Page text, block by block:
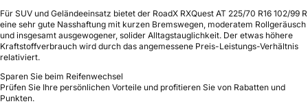
Für SUV und Geländeeinsatz bietet der RoadX RXQuest AT 225/70 R16 102/99 R
eine sehr gute Nasshaftung mit kurzen Bremswegen, moderatem Rollgeräusch
und insgesamt ausgewogener, solider Alltagstauglichkeit. Der etwas höhere
Kraftstoffverbrauch wird durch das angemessene Preis-Leistungs-Verhältnis
relativiert.
Sparen Sie beim Reifenwechsel
Prüfen Sie Ihre persönlichen Vorteile und profitieren Sie von Rabatten und
Punkten.